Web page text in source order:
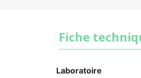
Fiche
Laboratoire